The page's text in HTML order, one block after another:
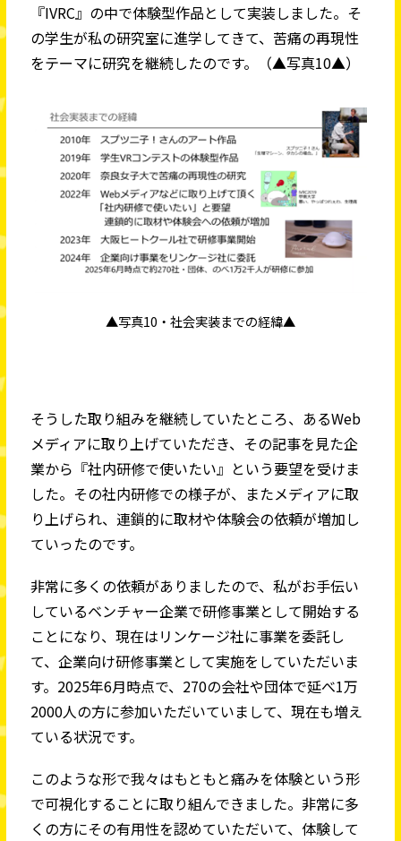
『IVRC』の中で体験型作品として実装しました。そ
の学生が私の研究室に進学してきて、苦痛の再現性
をテーマに研究を継続したのです。（▲写真10▲）
▲写真10・社会実装までの経緯▲
そうした取り組みを継続していたところ、あるWeb
メディアに取り上げていただき、その記事を見た企
業から『社内研修で使いたい』という要望を受けま
した。その社内研修での様子が、またメディアに取
り上げられ、連鎖的に取材や体験会の依頼が増加し
ていったのです。
非常に多くの依頼がありましたので、私がお手伝い
しているベンチャー企業で研修事業として開始する
ことになり、現在はリンケージ社に事業を委託し
て、企業向け研修事業として実施をしていただいま
す。2025年6月時点で、270の会社や団体で延べ1万
2000人の方に参加いただいていまして、現在も増え
ている状況です。
このような形で我々はもともと痛みを体験という形
で可視化することに取り組んできました。非常に多
くの方にその有用性を認めていただいて、体験して